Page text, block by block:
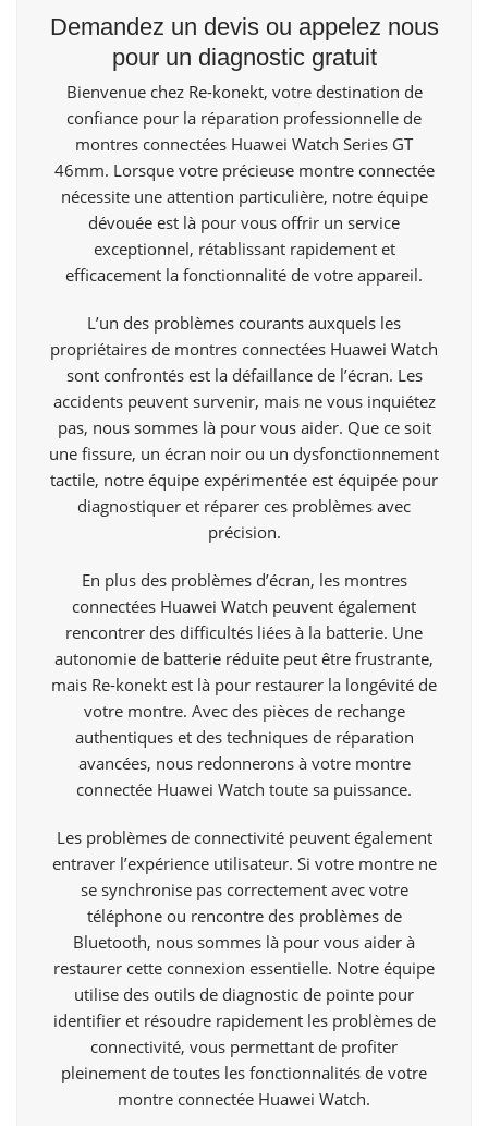
Demandez un devis ou appelez nous
pour un diagnostic gratuit
Bienvenuechez Re-konekt, votre destination de
confiance pour la réparation professionnelle de
montres connectées Huawei Watch Series GT
46mm. Lorsque votre précieuse montre connectée
nécessite une attention particulière, notre équipe
dévouée est là pour vous offrir un service
exceptionnel, rétablissant rapidement et
efficacement la fonctionnalité de votre appareil.
L’un des problèmes courants auxquels les
propriétaires de montres connectées Huawei Watch
sont confrontés est la défaillance de l’écran. Les
accidents peuvent survenir, mais ne vous inquiétez
pas, nous sommes là pour vous aider. Que ce soit
une fissure, un écran noir ou un dysfonctionnement
tactile, notre équipe expérimentée est équipée pour
diagnostiquer et réparer ces problèmes avec
précision.
En plus des problèmes d’écran, les montres
connectées Huawei Watch peuvent également
rencontrer des difficultés liées à la batterie. Une
autonomie de batterie réduite peut être frustrante,
mais Re-konekt est là pour restaurer la longévité de
votre montre. Avec des pièces de rechange
authentiques et des techniques de réparation
avancées, nous redonnerons à votre montre
connectée Huawei Watch toute sa puissance.
Les problèmes de connectivité peuvent également
entraver l’expérience utilisateur. Si votre montre ne
se synchronise pas correctement avec votre
téléphone ou rencontre des problèmes de
Bluetooth, nous sommes là pour vous aider à
restaurer cette connexion essentielle. Notre équipe
utilise des outils de diagnostic de pointe pour
identifier et résoudre rapidement les problèmes de
connectivité, vous permettant de profiter
pleinement de toutes les fonctionnalités de votre
montre connectée Huawei Watch.